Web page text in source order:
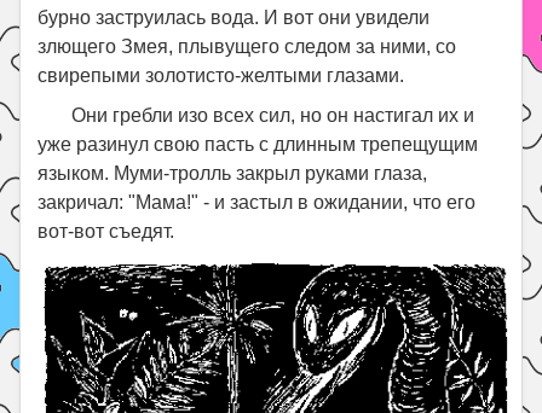
бурно заструилась вода. И вот они увидели
злющего Змея, плывущего следом за ними, со
свирепыми золотисто-желтыми глазами.
Они гребли изо всех сил, но он настигал их и
уже разинул свою пасть с длинным трепещущим
языком. Муми-тролль закрыл руками глаза,
закричал: "Мама!" - и застыл в ожидании, что его
вот-вот съедят.